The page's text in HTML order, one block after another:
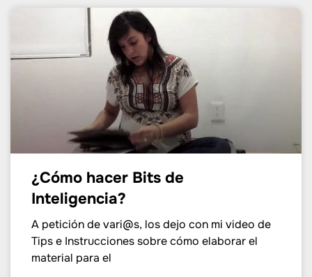
¿Cómo hacer Bits de
Inteligencia?
A petición de vari@s, los dejo con mi video de
Tips e Instrucciones sobre cómo elaborar el
material para el